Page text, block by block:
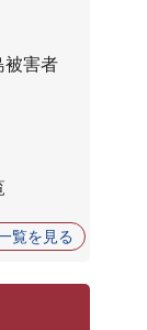
被害者
覧を見る